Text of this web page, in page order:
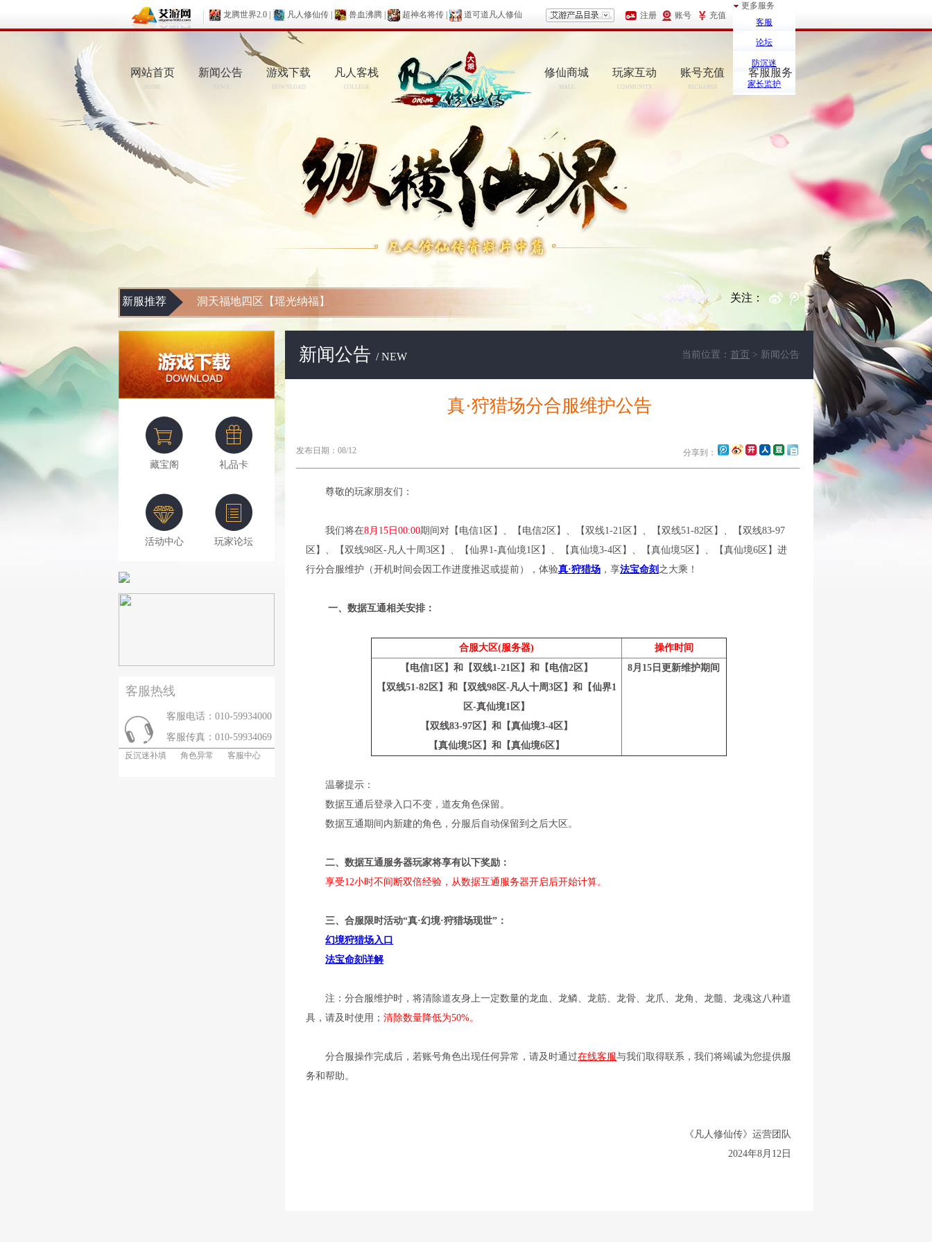
龙腾世界2.0 凡人修仙传 兽血沸腾 超神名将传 道可道凡人修仙 注册 账号 充值
更多服务
客服
论坛
防沉迷
家长监护
网站首页
HOME
新闻公告
NEWS
游戏下载
DOWNLOAD
凡人客栈
COLLEGE
修仙商城
MALL
玩家互动
COMMUNITY
账号充值
RECHARGE
客服服务
SERCIVE
新服推荐 洞天福地四区【瑶光纳福】 关注：
藏宝阁 礼品卡
活动中心 玩家论坛
客服热线
客服电话：010-59934000
客服传真：010-59934069
反沉迷补填 角色异常 客服中心
新闻公告 / NEW 当前位置： 首页 > 新闻公告
真·狩猎场分合服维护公告
发布日期：08/12 分享到：
尊敬的玩家朋友们：
我们将在8月15日00:00期间对【电信1区】、【电信2区】、【双线1-21区】、【双线51-82区】、【双线83-97
区】、【双线98区-凡人十周3区】、【仙界1-真仙境1区】、【真仙境3-4区】、【真仙境5区】、【真仙境6区】进
行分合服维护（开机时间会因工作进度推迟或提前），体验真·狩猎场 ，享法宝命刻 之大乘！
一、数据互通相关安排：
合服大区(服务器)
操作时间
【电信1区】和【双线1-21区】和【电信2区】
【双线51-82区】和【双线98区-凡人十周3区】和【仙界1
区-真仙境1区】
【双线83-97区】和【真仙境3-4区】
【真仙境5区】和【真仙境6区】
8月15日更新维护期间
温馨提示：
数据互通后登录入口不变，道友角色保留。
数据互通期间内新建的角色，分服后自动保留到之后大区。
二、数据互通服务器玩家将享有以下奖励：
享受12小时不间断双倍经验，从数据互通服务器开启后开始计算。
三、合服限时活动“真·幻境·狩猎场现世”：
幻境狩猎场入口
法宝命刻详解
注：分合服维护时，将清除道友身上一定数量的龙血、龙鳞、龙筋、龙骨、龙爪、龙角、龙髓、龙魂这八种道
具，请及时使用； 清除数量降低为50%。
分合服操作完成后，若账号角色出现任何异常，请及时通过在线客服与我们取得联系，我们将竭诚为您提供服
务和帮助。
《凡人修仙传》运营团队
2024年8月12日